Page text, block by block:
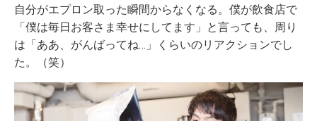
自分がエプロン取った瞬間からなくなる。僕が飲食店で
「僕は毎日お客さま幸せにしてます」と言っても、周り
は「ああ、がんばってね…」くらいのリアクションでし
た。（笑）